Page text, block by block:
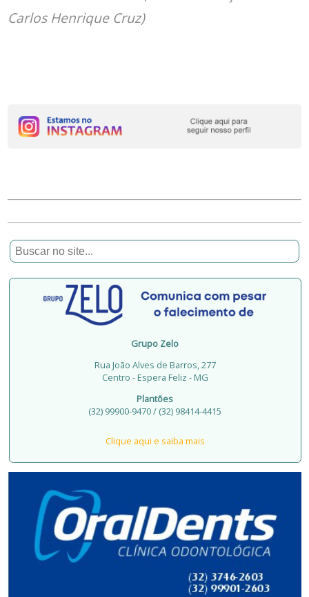
Carlos Henrique Cruz)
Grupo Zelo
Rua João Alves de Barros, 277
Centro - Espera Feliz - MG
Plantões
(32) 99900-9470 / (32) 98414-4415
Clique aqui e saiba mais